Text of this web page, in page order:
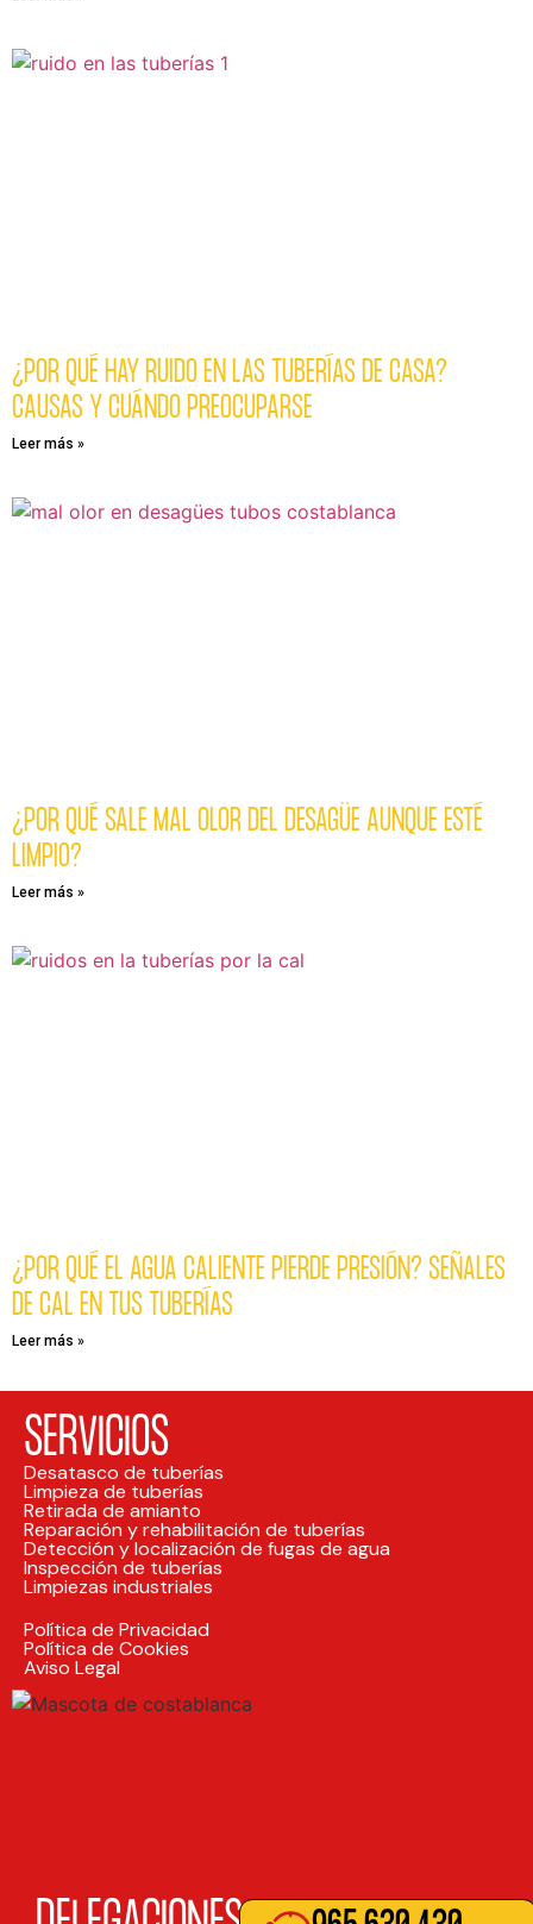
¿POR QUÉ HAY RUIDO EN LAS TUBERÍAS DE CASA?
CAUSAS Y CUÁNDO PREOCUPARSE
Leer más »
¿POR QUÉ SALE MAL OLOR DEL DESAGÜE AUNQUE ESTÉ
LIMPIO?
Leer más »
¿POR QUÉ EL AGUA CALIENTE PIERDE PRESIÓN? SEÑALES
DE CAL EN TUS TUBERÍAS
Leer más »
SERVICIOS
Desatasco de tuberías
Limpieza de tuberías
Retirada de amianto
Reparación y rehabilitación de tuberías
Detección y localización de fugas de agua
Inspección de tuberías
Limpiezas industriales
Política de Privacidad
Política de Cookies
Aviso Legal